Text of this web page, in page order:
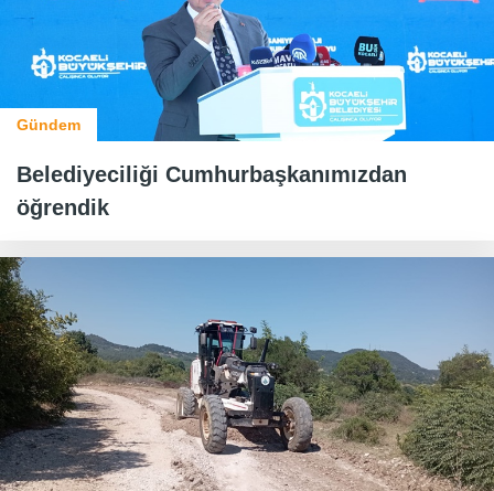
Gündem
Belediyeciliği Cumhurbaşkanımızdan
öğrendik